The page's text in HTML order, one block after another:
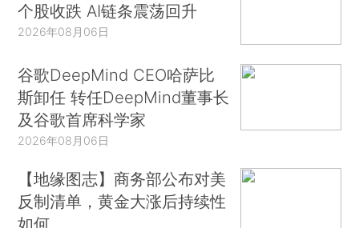
个股收跌 AI链条震荡回升
2026年08月06日
谷歌DeepMind CEO哈萨比
斯卸任 转任DeepMind董事长
及谷歌首席科学家
2026年08月06日
【地缘图志】商务部公布对美
反制清单，黄金大涨后持续性
如何